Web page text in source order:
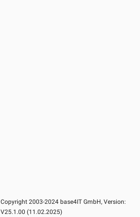
Copyright 2003-2024 base4IT GmbH, Version:
V25.1.00 (11.02.2025)